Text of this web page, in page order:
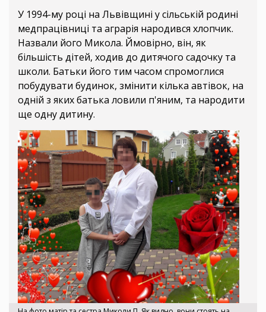
У 1994-му році на Львівщині у сільській родині
медпрацівниці та аграрія народився хлопчик.
Назвали його Микола. Ймовірно, він, як
більшість дітей, ходив до дитячого садочку та
школи. Батьки його тим часом спромоглися
побудувати будинок, змінити кілька автівок, на
одній з яких батька ловили п'яним, та народити
ще одну дитину.